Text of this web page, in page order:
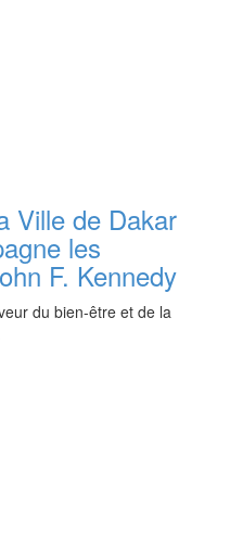
Ville de Dakar
les
F. Kennedy
du bien-être et de la